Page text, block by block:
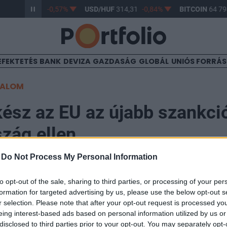
Do Not Process My Personal Information
opt-out of the sale, sharing to third parties, or processing of your
for targeted advertising by us, please use the below opt-out
selection. Please note that after your opt-out request is processed
interest-based ads based on personal information utilized by us
to third parties prior to your opt-out. You may separately
363,32 -0,57% USD/HUF 314,31 -0,84% BITCOIN64
BANK DEVIZA GAZDASÁG GLOBÁL UNIÓS
az EU az újabb
ellen
további szankciókat bevezetni Oroszországgal
miatt - jelentette ki Josep Borrell uniós kül- és